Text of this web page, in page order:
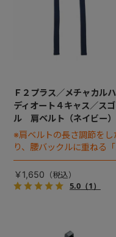
【共通部品】幌クリ
ッドレストプレート
Ｆ２プラス／メチャカル
ディオート４キャス／ス
ル 肩ベルト（ネイビー）
※肩ベルトの長さ調節をし
り、腰バックルに重ねる「
バックル」は別売りです
￥1,650
5.0（1）